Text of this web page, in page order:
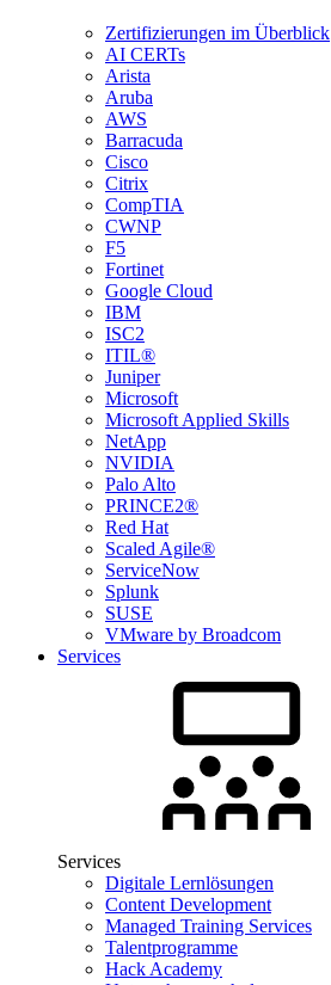
Zertifizierungen im Überblick
AI CERTs
Arista
Aruba
AWS
Barracuda
Cisco
Citrix
CompTIA
CWNP
F5
Fortinet
Google Cloud
IBM
ISC2
ITIL®
Juniper
Microsoft
Microsoft Applied Skills
NetApp
NVIDIA
Palo Alto
PRINCE2®
Red Hat
Scaled Agile®
ServiceNow
Splunk
SUSE
VMware by Broadcom
Services
Services
Digitale Lernlösungen
Content Development
Managed Training Services
Talentprogramme
Hack Academy